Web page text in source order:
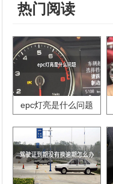
热门阅读
epc灯亮是什么问题